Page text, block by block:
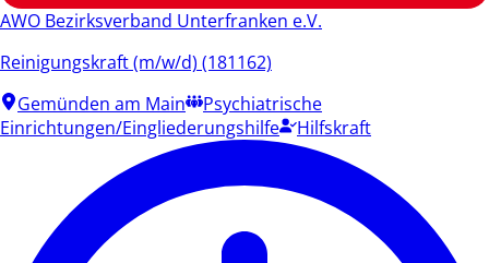
AWO Bezirksverband Unterfranken e.V.
Reinigungskraft (m/w/d) (181162)
Gemünden am Main
Psychiatrische
Einrichtungen/Eingliederungshilfe
Hilfskraft